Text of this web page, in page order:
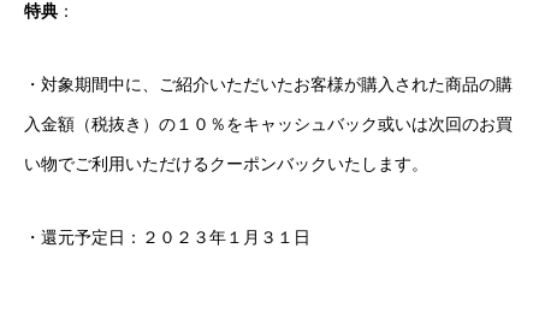
特典 ：
・対象期間中に、ご紹介いただいたお客様が購入された商品の購
入金額（税抜き）の１０％をキャッシュバック或いは次回のお買
い物でご利用いただけるクーポンバックいたします。
・還元予定日：２０２３年１月３１日